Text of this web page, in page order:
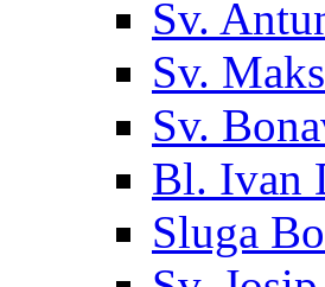
Sv.
Sv.
Sv.
Bl. Ivan
Sluga